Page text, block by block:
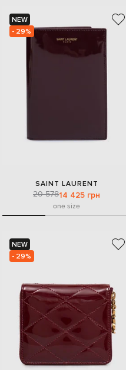
NEW
- 29%
SAINT LAURENT
20 57814 425 грн
one size
NEW
- 29%